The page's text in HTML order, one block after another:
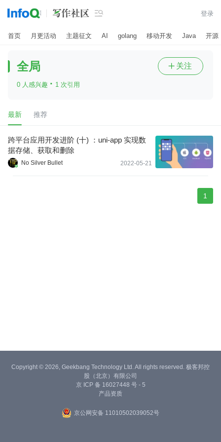
 登录
首页 月更活动 主题征文 AI golang 移动开发 Java 开源
全局
0 人感兴趣 · 1 次引用
 关注
最新 推荐
跨平台应用开发进阶 (十) ：uni-app 实现数
据存储、获取和删除
No Silver Bullet 2022-05-21
1
Copyright © 2026, Geekbang Technology Ltd. All rights reserved. 极客邦控
股（北京）有限公司
京 ICP 备 16027448 号 - 5
产品资质
京公网安备 11010502039052号